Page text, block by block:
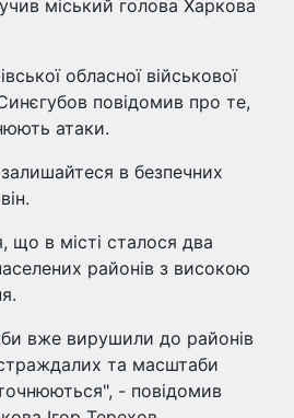
міський голова Харкова
обласної військової
повідомив про те,
атаки.
в безпечних
що в місті сталося два
районів з високою
вже вирушили до районів
та масштаби
- повідомив